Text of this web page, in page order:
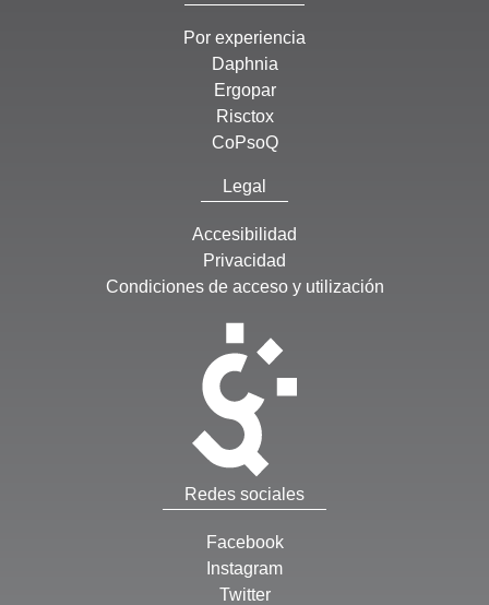
Por experiencia
Daphnia
Ergopar
Risctox
CoPsoQ
Legal
Accesibilidad
Privacidad
Condiciones de acceso y utilización
Redes sociales
Facebook
Instagram
Twitter